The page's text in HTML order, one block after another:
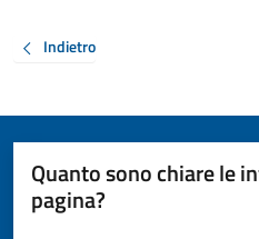
Indietro
Quanto sono chiare le
pagina?